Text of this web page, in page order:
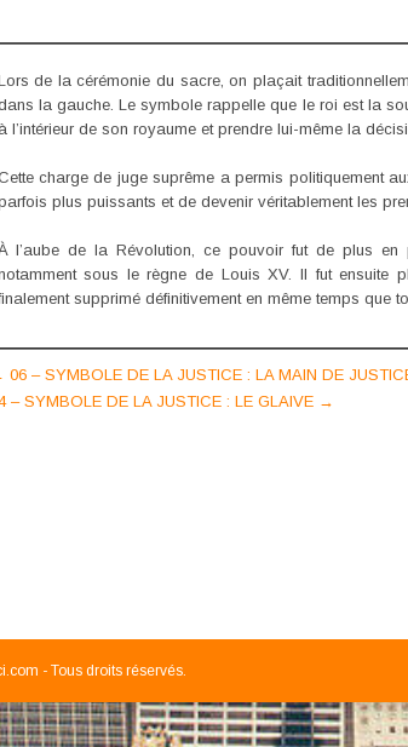
de la cérémonie du sacre, on plaçait
la gauche. Le symbole rappelle que le roi est la
à l’intérieur de son royaume et prendre lui-même la
charge de juge suprême a permis politiquement
plus puissants et de devenir véritablement les
l’aube de la Révolution, ce pouvoir fut de plus en
sous le règne de Louis XV. Il fut ensuite
supprimé définitivement en même temps que
06 – SYMBOLE DE LA JUSTICE : LA MAIN DE
– SYMBOLE DE LA JUSTICE : LE GLAIVE →
- Tous droits réservés.